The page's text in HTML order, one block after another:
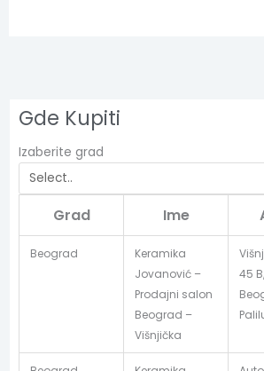
Gde Kupiti
Izaberite grad
Grad Ime
Beograd
Keramika
Jovanović –
Prodajni salon
Beograd –
Višnjička
45